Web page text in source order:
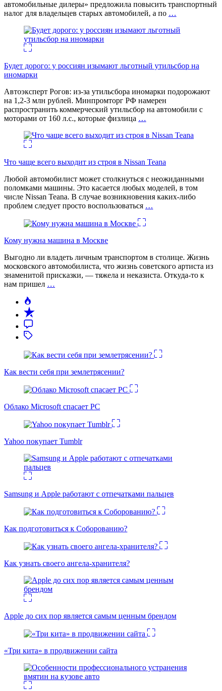
автомобильные дилеры» предложила повысить транспортный
налог для владельцев старых автомобилей, а по …
Будет дорого: у россиян изымают льготный утильсбор на
иномарки
Автоэксперт Рогов: из-за утильсбора иномарки подорожают
на 1,2-3 млн рублей. Минпромторг РФ намерен
распространить коммерческий утильсбор на автомобили с
моторами от 160 л.с., которые физлица …
Что чаще всего выходит из строя в Nissan Teana
Любой автомобилист может столкнуться с неожиданными
поломками машины. Это касается любых моделей, в том
числе Nissan Teana. В случае возникновения каких-либо
проблем следует просто воспользоваться …
Кому нужна машина в Москве
Выгодно ли владеть личным транспортом в столице. Жизнь
московского автомобилиста, что жизнь советского артиста из
знаменитой присказки, — тяжела и неказиста. Откуда-то к
нам пришел …
Как вести себя при землетрясении?
Облако Microsoft спасает PC
Yahoo покупает Tumblr
Samsung и Apple работают с отпечатками пальцев
Как подготовиться к Соборованию?
Как узнать своего ангела-хранителя?
Apple до сих пор является самым ценным брендом
«Три кита» в продвижении сайта